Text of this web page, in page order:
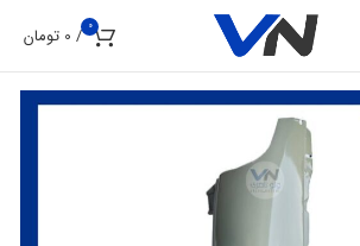
0
/
0 تومان